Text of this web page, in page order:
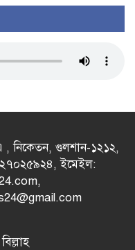
নিকেতন, গুলশান-১২১২,
ইমেইল: